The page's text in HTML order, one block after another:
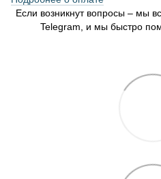
Если возникнут вопросы – мы
Telegram, и мы быстро